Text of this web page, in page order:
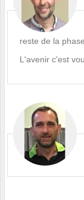
reste de la
L'avenir c'est